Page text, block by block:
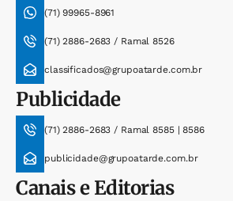
(71) 99965-8961
(71) 2886-2683 / Ramal 8526
classificados@grupoatarde.com.br
Publicidade
(71) 2886-2683 / Ramal 8585 | 8586
publicidade@grupoatarde.com.br
Canais e Editorias